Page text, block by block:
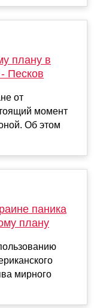
плану в
Песков
от
момент
Об этом
паника
плану
мирного